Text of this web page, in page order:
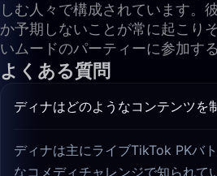
しむ人々で構成されています。
か予期しないことが常に起こり
いムードのパーティーに参加す
よくある質問
ディナはどのようなコンテンツを
ディナは主にライブTikTok PKバ
なコメディチャレンジで知られて